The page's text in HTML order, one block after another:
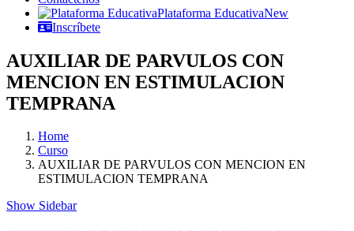
Plataforma EducativaNew
Inscríbete
AUXILIAR DE PARVULOS CON
MENCION EN ESTIMULACION
TEMPRANA
Home
Curso
AUXILIAR DE PARVULOS CON MENCION EN
ESTIMULACION TEMPRANA
Show Sidebar